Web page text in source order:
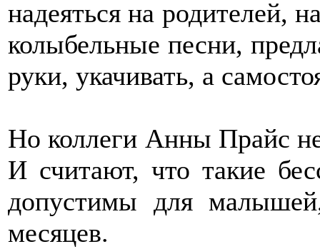
надеяться на родителей,
колыбельные песни,
руки, укачивать, а
Но коллеги Анны Прайс
И считают, что такие
допустимы для
месяцев.